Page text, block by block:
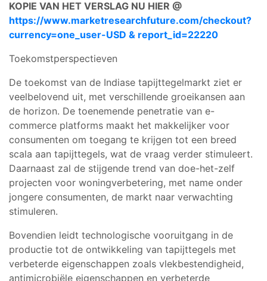
KOPIE VAN HET VERSLAG NU HIER @
https://www.marketresearchfuture.com/checkout?
currency=one_user-USD & report_id=22220
Toekomstperspectieven
De toekomst van de Indiase tapijttegelmarkt ziet er
veelbelovend uit, met verschillende groeikansen aan
de horizon. De toenemende penetratie van e-
commerce platforms maakt het makkelijker voor
consumenten om toegang te krijgen tot een breed
scala aan tapijttegels, wat de vraag verder stimuleert.
Daarnaast zal de stijgende trend van doe-het-zelf
projecten voor woningverbetering, met name onder
jongere consumenten, de markt naar verwachting
stimuleren.
Bovendien leidt technologische vooruitgang in de
productie tot de ontwikkeling van tapijttegels met
verbeterde eigenschappen zoals vlekbestendigheid,
antimicrobiële eigenschappen en verbeterde